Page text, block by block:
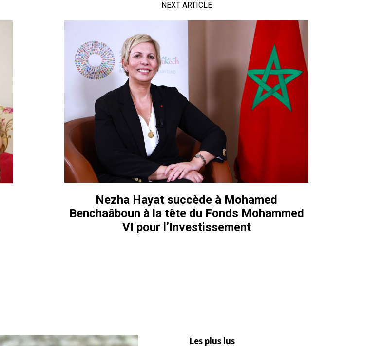
NEXT ARTICLE
Nezha Hayat succède à Mohamed
Benchaâboun à la tête du Fonds Mohammed
VI pour l’Investissement